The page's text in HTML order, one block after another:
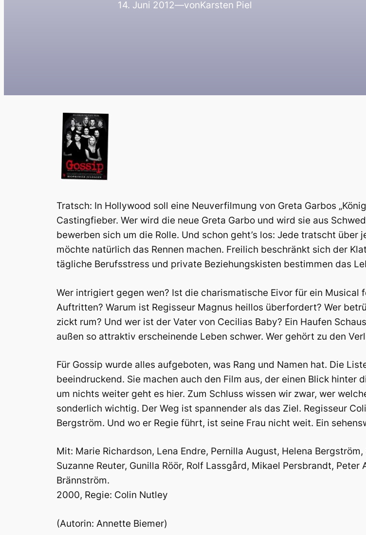
14. Juni 2012—vonKarsten Piel
Tratsch: In Hollywood soll eine Neuverfilmung von Greta Garbos
Castingfieber. Wer wird die neue Greta Garbo und wird sie aus
bewerben sich um die Rolle. Und schon geht’s los: Jede tratscht
möchte natürlich das Rennen machen. Freilich beschränkt sich der
tägliche Berufsstress und private Beziehungskisten bestimmen das
Wer intrigiert gegen wen? Ist die charismatische Eivor für ein
Auftritten? Warum ist Regisseur Magnus heillos überfordert? Wer
zickt rum? Und wer ist der Vater von Cecilias Baby? Ein Haufen
außen so attraktiv erscheinende Leben schwer. Wer gehört zu den
Für Gossip wurde alles aufgeboten, was Rang und Namen hat. Die
beeindruckend. Sie machen auch den Film aus, der einen Blick hinter
um nichts weiter geht es hier. Zum Schluss wissen wir zwar, wer
sonderlich wichtig. Der Weg ist spannender als das Ziel. Regisseur
Bergström. Und wo er Regie führt, ist seine Frau nicht weit. Ein
Mit: Marie Richardson, Lena Endre, Pernilla August, Helena
Suzanne Reuter, Gunilla Röör, Rolf Lassgård, Mikael Persbrandt,
Brännström.
2000, Regie: Colin Nutley
(Autorin: Annette Biemer)